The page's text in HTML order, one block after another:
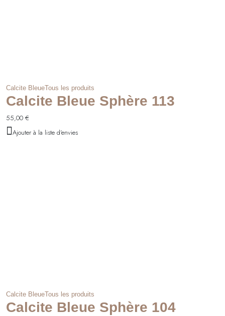
Calcite BleueTous les produits
Calcite Bleue Sphère 113
55,00 €
Ajouter à la liste d'envies
Calcite BleueTous les produits
Calcite Bleue Sphère 104